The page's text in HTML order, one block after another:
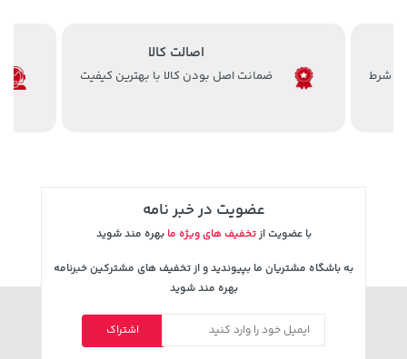
خرید 35,880,000 تومان
اصالت کالا
ضمانت اصل بودن کالا با بهترین کیفیت
عضویت در خبر نامه
با عضویت ازتخفیف های ویژه ما بهره مند شوید
به باشگاه مشتریان ما بپیوندید و از تخفیف های مشترکین خبرنامه
بهره مند شوید
اشتراک